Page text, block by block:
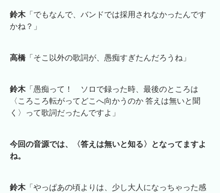
鈴木「でもなんで、バンドでは採用されなかったんです
かね？」
高橋「そこ以外の歌詞が、愚痴すぎたんだろうね」
鈴木「愚痴って！ ソロで録った時、最後のところは
〈ころころ転がってどこへ向かうのか 答えは無いと聞
く〉って歌詞だったんですよ」
今回の音源では、〈答えは無いと知る〉となってますよ
ね。
鈴木「やっぱあの頃よりは、少し大人になっちゃった感